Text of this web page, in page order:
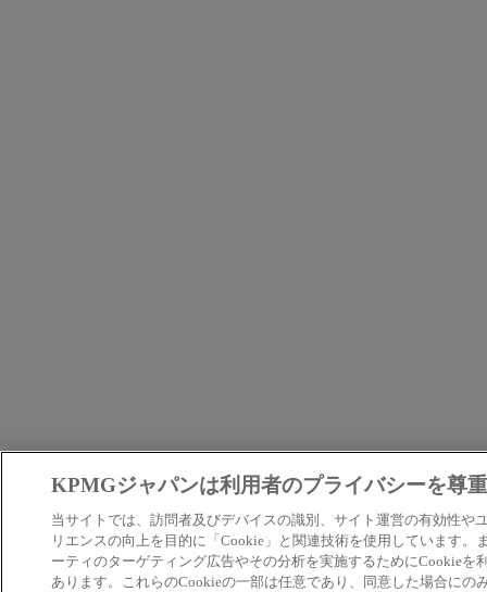
KPMGジャパンは利用者のプライバシーを尊
当サイトでは、訪問者及びデバイスの識別、サイト運営の有効性や
リエンスの向上を目的に「Cookie」と関連技術を使用しています。
ーティのターゲティング広告やその分析を実施するためにCookieを
あります。これらのCookieの一部は任意であり、同意した場合にの